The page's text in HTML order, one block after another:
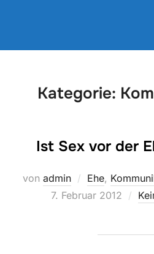
Kategorie:
Ist Sex vor der
von admin Ehe,
7. Februar 2012